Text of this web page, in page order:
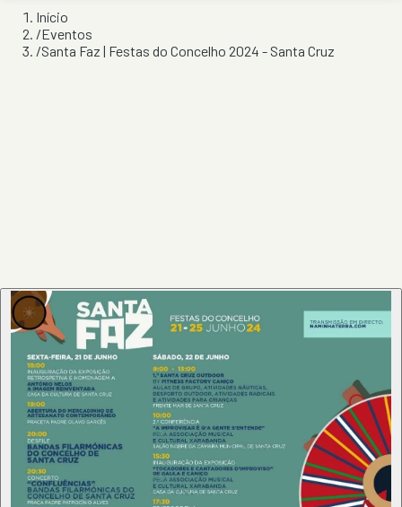
Início
/Eventos
/Santa Faz | Festas do Concelho 2024 - Santa Cruz